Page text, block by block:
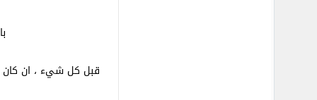
قبل كل شيء ، ان كان